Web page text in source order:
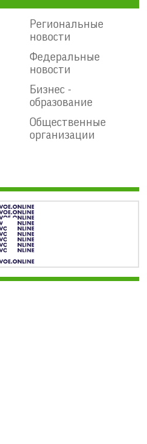
Региональные
новости
Федеральные
новости
Бизнес -
образование
Общественные
организации